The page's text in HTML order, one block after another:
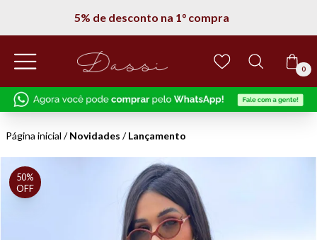
5% de desconto na 1° compra
0
Página inicial /Novidades /Lançamento
50%
OFF